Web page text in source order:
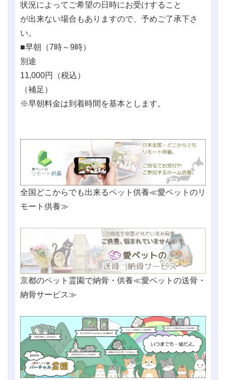
状況によってご希望の日時にお受けすること
が出来ない場合もありますので、予めご了承下さ
い。
■早朝（7時～9時）
別途
11,000円（税込）
（補足）
※早朝料金は到着時間を基本とします。
全国どこからでも出来るペット供養≪愛ペットのリ
モート供養≫
京都のペット霊園で納骨・供養≪愛ペットの送骨・
納骨サービス≫